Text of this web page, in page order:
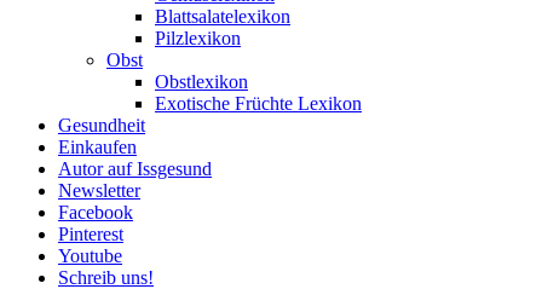
Blattsalatelexikon
Pilzlexikon
Obst
Obstlexikon
Exotische Früchte Lexikon
Gesundheit
Einkaufen
Autor auf Issgesund
Newsletter
Facebook
Pinterest
Youtube
Schreib uns!